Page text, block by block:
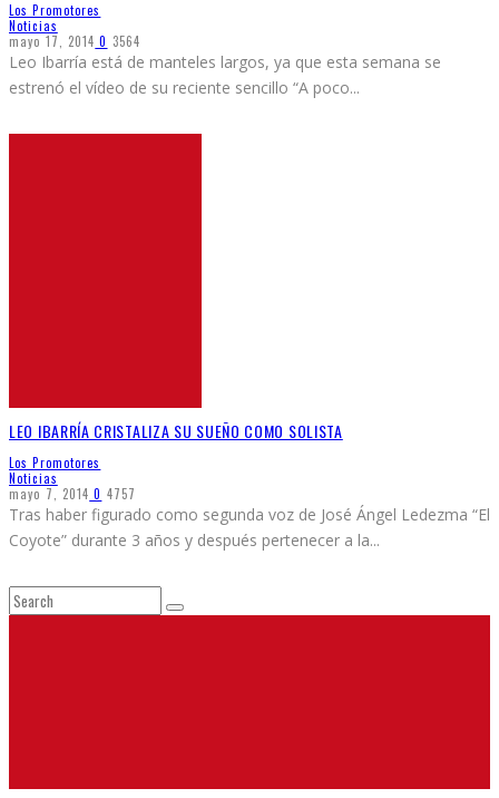
Los Promotores
Noticias
mayo 17, 2014 0 3564
Leo Ibarría está de manteles largos, ya que esta semana se
estrenó el vídeo de su reciente sencillo “A poco...
LEO IBARRÍA CRISTALIZA SU SUEÑO COMO SOLISTA
Los Promotores
Noticias
mayo 7, 2014 0 4757
Tras haber figurado como segunda voz de José Ángel Ledezma “El
Coyote” durante 3 años y después pertenecer a la...